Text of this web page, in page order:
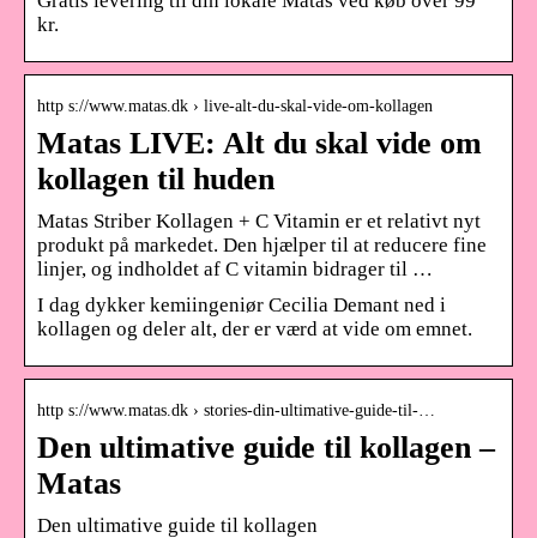
kr.
http s://www.matas.dk › live-alt-du-skal-vide-om-kollagen
Matas LIVE: Alt du skal vide om
kollagen til huden
Matas Striber Kollagen + C Vitamin er et relativt nyt
produkt på markedet. Den hjælper til at reducere fine
linjer, og indholdet af C vitamin bidrager til …
I dag dykker kemiingeniør Cecilia Demant ned i
kollagen og deler alt, der er værd at vide om emnet.
http s://www.matas.dk › stories-din-ultimative-guide-til-…
Den ultimative guide til kollagen –
Matas
Den ultimative guide til kollagen